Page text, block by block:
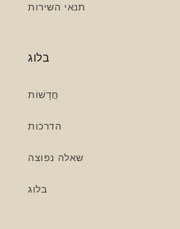
תנאי השירות
בלוג
חֲדָשׁוֹת
הדרכות
שאלה נפוצה
בלוג